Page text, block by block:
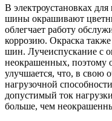
В электроустановках
шины окрашивают
облегчает работу
коррозию. Окраска
шин. Лучеиспускание с
неокрашенных, поэтому
улучшается, что, в свою
нагрузочной
допустимый ток
больше, чем